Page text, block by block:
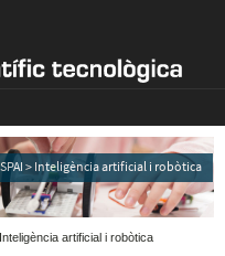
ESPAI > Inteligència artificial i robòtica
artificial i robòtica